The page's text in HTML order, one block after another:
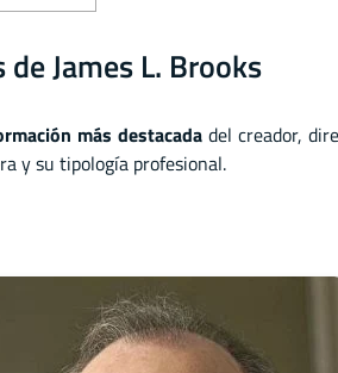
James L. Brooks
más destacada del creador,
y su tipología profesional.